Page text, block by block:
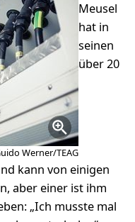
Werner/TEAG
Meusel
hat in
seinen
über 20
kann von einigen
aber einer ist ihm
„Ich musste mal